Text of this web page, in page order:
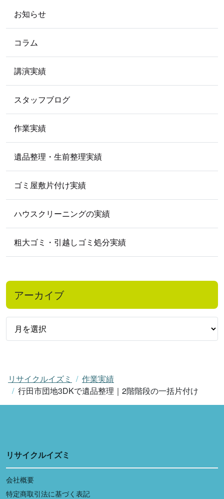
リサイクルイズミ
作業実績
行田市団地3DKで遺品整理｜2階階段の一括片付け
2015年
2015年2月
2012年
2012年5月
2009 年
2009年5月
お知らせ
コラム
講演実績
スタッフブログ
作業実績
遺品整理・生前整理実績
ゴミ屋敷片付け実績
ハウスクリーニングの実績
粗大ゴミ・引越しゴミ処分実績
アーカイブ
リサイクルイズミ
会社概要
特定商取引法に基づく表記